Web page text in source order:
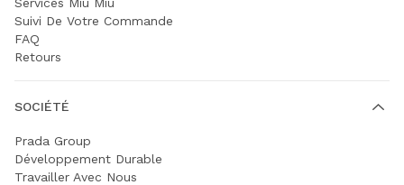
Suivi De Votre Commande
FAQ
Retours
SOCIÉTÉ
Prada Group
Développement Durable
Travailler Avec Nous